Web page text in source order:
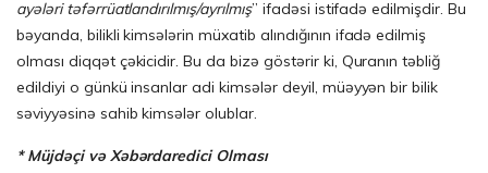
ayələri təfərrüatlandırılmış/ayrılmış” ifadəsi istifadə edilmişdir. Bu
bəyanda, bilikli kimsələrin müxatib alındığının ifadə edilmiş
olması diqqət çəkicidir. Bu da bizə göstərir ki, Quranın təbliğ
edildiyi o günkü insanlar adi kimsələr deyil, müəyyən bir bilik
səviyyəsinə sahib kimsələr olublar.
* Müjdəçi və Xəbərdaredici Olması